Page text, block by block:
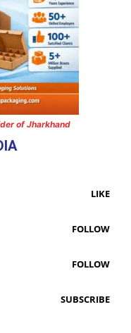
of Jharkhand
LIKE
FOLLOW
FOLLOW
SUBSCRIBE